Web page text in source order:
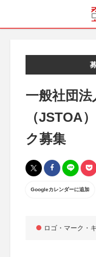
一般社団
（JSTOA
ク募集
Googleカレンダーに追加
ロゴ・マーク・